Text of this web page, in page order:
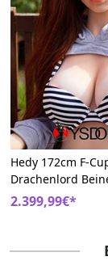
Hedy 172cm F-
Drachenlord
Sonnenbrand-
Puppe
2.399,99€*